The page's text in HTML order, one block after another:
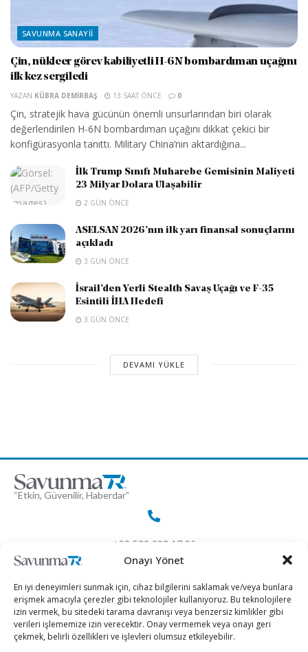
Onayı Yönet
En iyi deneyimleri sunmak için, cihaz bilgilerini saklamak ve/veya bunlara
erişmek amacıyla çerezler gibi teknolojiler kullanıyoruz. Bu teknolojilere
izin vermek, bu sitedeki tarama davranışı veya benzersiz kimlikler gibi
verileri işlememize izin verecektir. Onay vermemek veya onayı geri
çekmek, belirli özellikleri ve işlevleri olumsuz etkileyebilir.
SAVUNMA SANAYII
Çin, nükleer görev kabiliyetli H-6N bombardıman uçağını
ilk kez sergiledi
YAZAN KÜBRA DEMIRBAŞ 13 SAAT ÖNCE 0
Çin, stratejik hava gücünün önemli unsurlarından biri olarak
değerlendirilen H-6N bombardıman uçağını dikkat çekici bir
konfigürasyonla tanıttı. Military China’nın aktardığına...
İlk Trump Sınıfı Muharebe Gemisinin Maliyeti
23 Milyar Dolara Ulaşabilir
2 GÜN ÖNCE
ASELSAN 2026’nın ilk yarı finansal sonuçlarını
açıkladı
3 GÜN ÖNCE
İsrail’den Yerli Stealth Savaş Uçağı ve F-35
Esintili İHA Hedefi
3 GÜN ÖNCE
DEVAMI YÜKLE
“Etkin, Güvenilir, Haberdar”
+90 530 308 17 96
iletisim@savunmatr.com